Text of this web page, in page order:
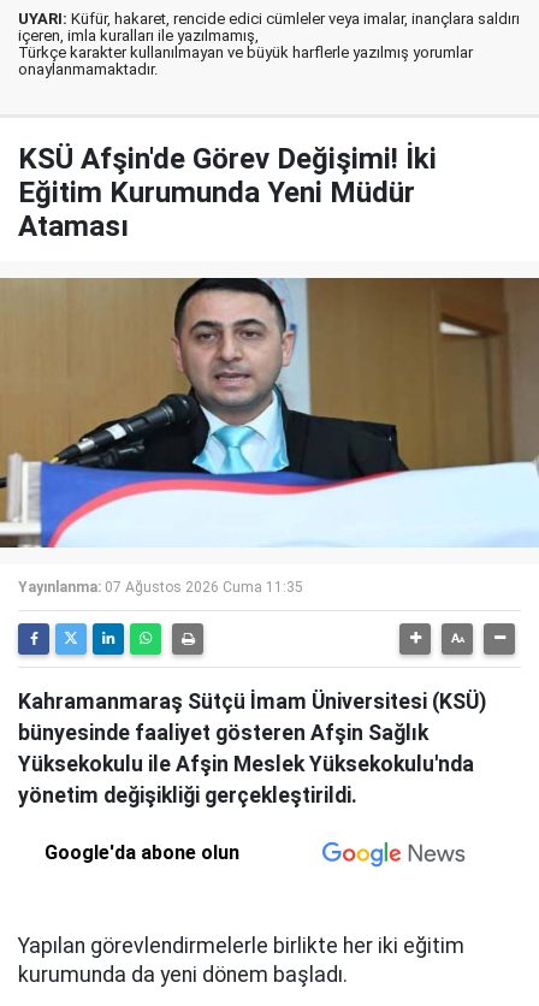
UYARI: Küfür, hakaret, rencide edici cümleler veya imalar, inançlara saldırı
içeren, imla kuralları ile yazılmamış,
Türkçe karakter kullanılmayan ve büyük harflerle yazılmış yorumlar
onaylanmamaktadır.
KSÜ Afşin'de Görev Değişimi! İki
Eğitim Kurumunda Yeni Müdür
Ataması
Yayınlanma: 07 Ağustos 2026 Cuma 11:35
Kahramanmaraş Sütçü İmam Üniversitesi (KSÜ)
bünyesinde faaliyet gösteren Afşin Sağlık
Yüksekokulu ile Afşin Meslek Yüksekokulu'nda
yönetim değişikliği gerçekleştirildi.
Google'da abone olun
Yapılan görevlendirmelerle birlikte her iki eğitim
kurumunda da yeni dönem başladı.